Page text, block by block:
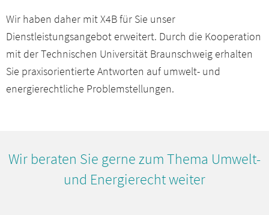
Wir haben daher mit X4B für Sie unser
Dienstleistungsangebot erweitert. Durch die Kooperation
mit der Technischen Universität Braunschweig erhalten
Sie praxisorientierte Antworten auf umwelt- und
energierechtliche Problemstellungen.
Wir beraten Sie gerne zum Thema Umwelt-
und Energierecht weiter